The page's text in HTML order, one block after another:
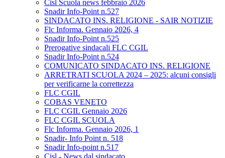
Cisl Scuola news febbraio 2026
Snadir Info-Point n.527
SINDACATO INS. RELIGIONE - SAIR NOTIZIE
Flc Informa. Gennaio 2026, 4
Snadir Info-Point n.525
Prerogative sindacali FLC CGIL
Snadir Info-Point n.524
COMUNICATO SINDACATO INS. RELIGIONE
ARRETRATI SCUOLA 2024 – 2025: alcuni consigli
per verificarne la correttezza
FLC CGIL
COBAS VENETO
FLC CGIL Gennaio 2026
FLC CGIL SCUOLA
Flc Informa. Gennaio 2026, 1
Snadir- Info Point n. 518
Snadir Info-point n.517